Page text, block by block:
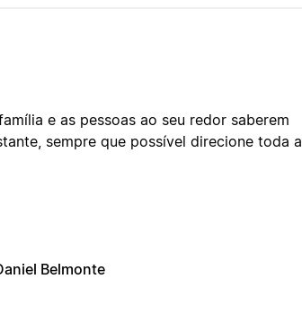
e as pessoas ao seu redor saberem
sempre que possível direcione toda a
Belmonte